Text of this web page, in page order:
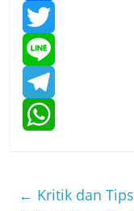
F
a
c
e
T
w
L
T
← Kritik dan